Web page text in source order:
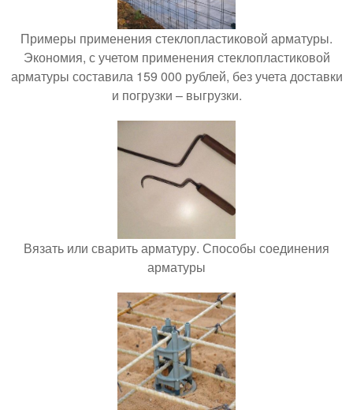
Примеры применения стеклопластиковой арматуры.
Экономия, с учетом применения стеклопластиковой
арматуры составила 159 000 рублей, без учета доставки
и погрузки – выгрузки.
Вязать или сварить арматуру. Способы соединения
арматуры